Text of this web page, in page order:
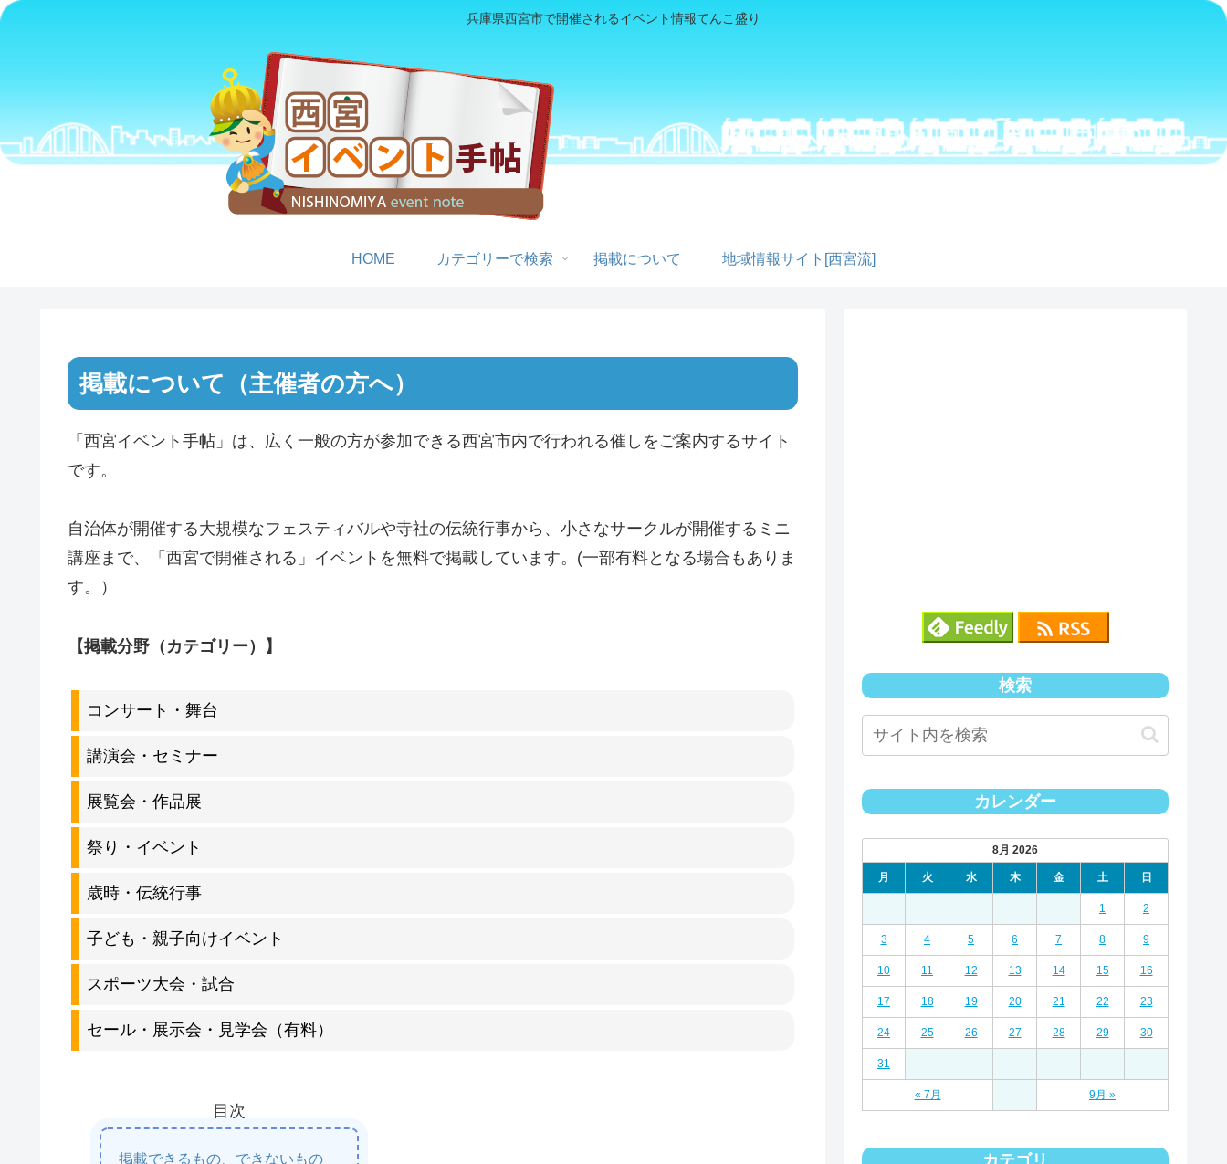
兵庫県西宮市で開催されるイベント情報てんこ盛り
HOME カテゴリーで検索 掲載について 地域情報サイト[西宮流]
掲載について（主催者の方へ）
「西宮イベント手帖」は、広く一般の方が参加できる西宮市内で行われる催しをご案内するサイト
です。
自治体が開催する大規模なフェスティバルや寺社の伝統行事から、小さなサークルが開催するミニ
講座まで、「西宮で開催される」イベントを無料で掲載しています。(一部有料となる場合もありま
す。）
【掲載分野（カテゴリー）】
コンサート・舞台
講演会・セミナー
展覧会・作品展
祭り・イベント
歳時・伝統行事
子ども・親子向けイベント
スポーツ大会・試合
セール・展示会・見学会（有料）
目次
掲載できるもの、できないもの
検索
カレンダー
8月 2026
月 火 水 木 金 土 日
1 2
3 4 5 6 7 8 9
10 11 12 13 14 15 16
17 18 19 20 21 22 23
24 25 26 27 28 29 30
31
« 7月 9月 »
カテゴリ